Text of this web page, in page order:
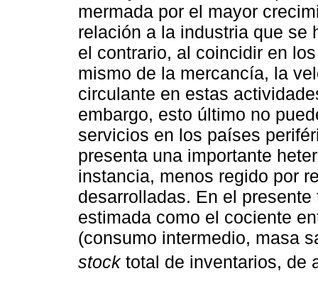
mermada por el mayor
relación a la industria que se
el contrario, al coincidir en
mismo de la mercancía, la
circulante en estas
embargo, esto último no
servicios en los países
presenta una importante
instancia, menos regido por
desarrolladas. En el
estimada como el cociente
(consumo intermedio, masa
stocktotal de inventarios, de